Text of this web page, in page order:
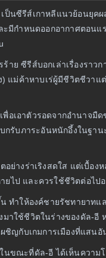
เป็นซีรีส์เกาหลีแนวย้อนยุค
ะมีกำหนดออกอากาศตอนแ
ร้าย ซีรีส์บอกเล่าเรื่องรา
แม่ค้าหาบเร่ผู้มีชีวิตชีวาแ
อเอาตัวรอดจากอำนาจมืด
กรับภาระอันหนักอึ้งในฐาน
ย่างร่าเริงสดใส แต่เบื้อง
ไป และควรใช้ชีวิตต่อไปอ
ทำให้องค์ชายรัชทายาทแ
มาใช้ชีวิตในร่างของดัล-อี
ชิญกับเกมการเมืองที่แสนอั
นขณะที่ดัล-อี ได้เห็นความ